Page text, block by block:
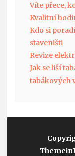
Víte přece,
Kvalitní
Kdo si
staveništi
Revize
Jak se liší
tabákových